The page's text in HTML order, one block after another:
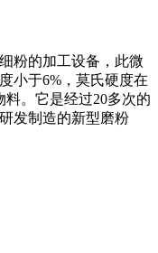
粉的加工设备，此微
小于6%，莫氏硬度在
。它是经过20多次的
发制造的新型磨粉